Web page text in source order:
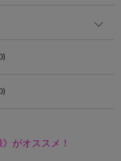
がオススメ！